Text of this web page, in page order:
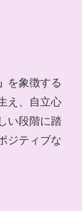
を象徴する
え、自立心
い段階に踏
ジティブな